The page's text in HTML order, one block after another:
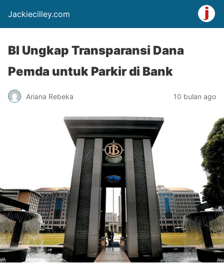
Jackiecilley.com
BI Ungkap Transparansi Dana
Pemda untuk Parkir di Bank
Ariana Rebeka 10 bulan ago